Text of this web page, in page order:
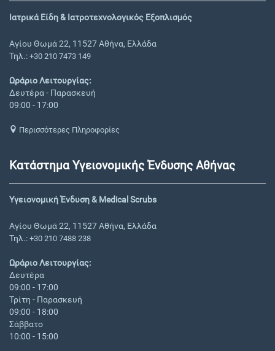
Ιατρικά Είδη & Ιατροτεχνολογικός Εξοπλισμός
Αγίου Θωμά 22, 11527 Αθήνα, Ελλάδα
Τηλ.: +30 210 7473 149
Ωράριο Λειτουργίας:
Δευτέρα - Παρασκευή
09:00 - 17:00
Περισσότερες Πληροφορίες
Κατάστημα Υγειονομικής Ένδυσης Αθήνας
Υγειονομική Ένδυση & Medical Scrubs
Αγίου Θωμά 22, 11527 Αθήνα, Ελλάδα
Τηλ.: +30 210 7488 238
Ωράριο Λειτουργίας:
Δευτέρα
09:00 - 17:00
Τρίτη - Παρασκευή
09:00 - 18:00
Σάββατο
10:00 - 15:00